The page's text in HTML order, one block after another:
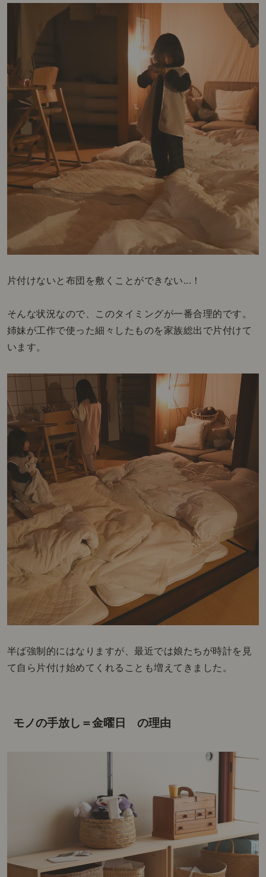
片付けないと布団を敷くことができない...！
そんな状況なので、このタイミングが一番合理的です。
姉妹が工作で使った細々したものを家族総出で片付けて
います。
半ば強制的にはなりますが、最近では娘たちが時計を見
て自ら片付け始めてくれることも増えてきました。
モノの手放し＝金曜日 の理由